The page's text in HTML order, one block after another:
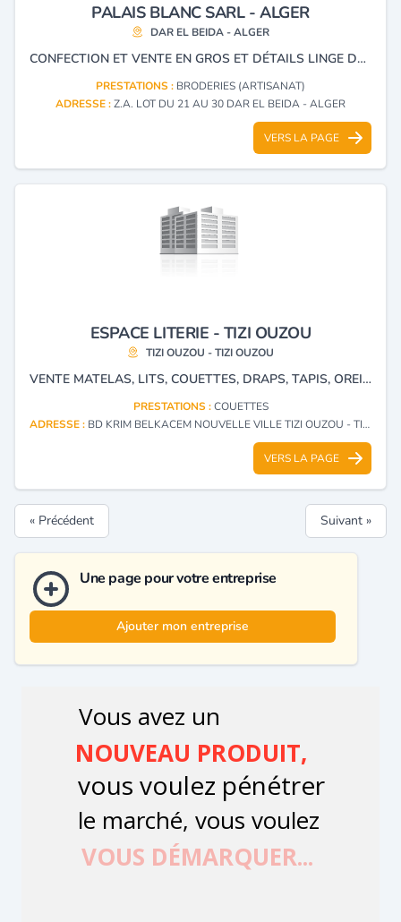
PALAIS BLANC SARL - ALGER
DAR EL BEIDA - ALGER
CONFECTION ET VENTE EN GROS ET DÉTAILS LINGE DE MAISON.
PRESTATIONS : BRODERIES (ARTISANAT)
ADRESSE :Z.A. LOT DU 21 AU 30 DAR EL BEIDA - ALGER
VERS LA PAGE
ESPACE LITERIE - TIZI OUZOU
TIZI OUZOU - TIZI OUZOU
VENTE MATELAS, LITS, COUETTES, DRAPS, TAPIS, OREILLERS.
PRESTATIONS :COUETTES
ADRESSE : BD KRIM BELKACEM NOUVELLE VILLE TIZI OUZOU - TIZI OUZOU
VERS LA PAGE
« Précédent Suivant »
Une page pour votre entreprise
Ajouter mon entreprise